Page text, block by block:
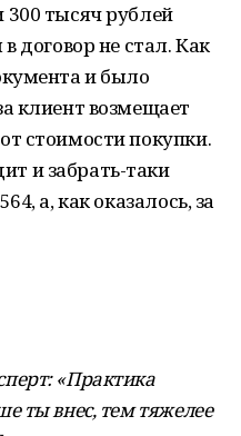
300 тысяч рублей
договор не стал. Как
и было
клиент возмещает
стоимости покупки.
и забрать-таки
а, как оказалось, за
«Практика
ты внес, тем тяжелее